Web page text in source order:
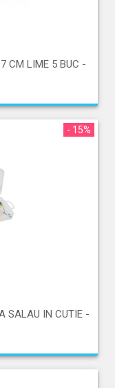
CM LIME 5 BUC -
- 15%
SALAU IN CUTIE -